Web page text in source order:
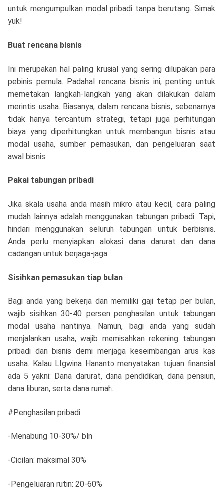
untuk mengumpulkan modal pribadi tanpa berutang. Simak
yuk!
Buat rencana bisnis
Ini merupakan hal paling krusial yang sering dilupakan para
pebinis pemula. Padahal rencana bisnis ini, penting untuk
memetakan langkah-langkah yang akan dilakukan dalam
merintis usaha. Biasanya, dalam rencana bisnis, sebenarnya
tidak hanya tercantum strategi, tetapi juga perhitungan
biaya yang diperhitungkan untuk membangun bisnis atau
modal usaha, sumber pemasukan, dan pengeluaran saat
awal bisnis.
Pakai tabungan pribadi
Jika skala usaha anda masih mikro atau kecil, cara paling
mudah lainnya adalah menggunakan tabungan pribadi. Tapi,
hindari menggunakan seluruh tabungan untuk berbisnis.
Anda perlu menyiapkan alokasi dana darurat dan dana
cadangan untuk berjaga-jaga.
Sisihkan pemasukan tiap bulan
Bagi anda yang bekerja dan memiliki gaji tetap per bulan,
wajib sisihkan 30-40 persen penghasilan untuk tabungan
modal usaha nantinya. Namun, bagi anda yang sudah
menjalankan usaha, wajib memisahkan rekening tabungan
pribadi dan bisnis demi menjaga keseimbangan arus kas
usaha. Kalau LIgwina Hananto menyatakan tujuan finansial
ada 5 yakni: Dana darurat, dana pendidikan, dana pensiun,
dana liburan, serta dana rumah.
#Penghasilan pribadi:
-Menabung 10-30%/ bln
-Cicilan: maksimal 30%
-Pengeluaran rutin: 20-60%